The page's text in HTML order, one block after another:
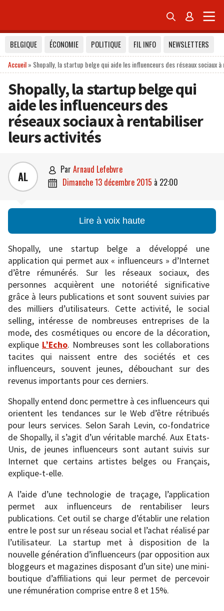
 
BELGIQUE ÉCONOMIE POLITIQUE FIL INFO
NEWSLETTERS
Accueil» Shopally, la startup belge qui aide les influenceurs des réseaux sociaux
Shopally, la startup belge qui
aide les influenceurs des
réseaux sociaux à rentabiliser
leurs activités
AL  par Arnaud Lefebvre
 dimanche 13 décembre 2015 à 22:00
Lire à voix haute
Shopally, une startup belge a développé une
application qui permet aux « influenceurs » d’Internet
d’être rémunérés. Sur les réseaux sociaux, des
personnes acquièrent une notoriété significative
grâce à leurs publications et sont souvent suivies par
des milliers d’utilisateurs. Cette activité, le social
selling, intéresse de nombreuses entreprises de la
mode, des cosmétiques ou encore de la décoration,
explique L’Echo. Nombreuses sont les collaborations
tacites qui naissent entre des sociétés et ces
influenceurs, souvent jeunes, débouchant sur des
revenus importants pour ces derniers.
Shopally entend donc permettre à ces influenceurs qui
orientent les tendances sur le Web d’être rétribués
pour leurs services. Selon Sarah Levin, co-fondatrice
de Shopally, il s’agit d’un véritable marché. Aux Etats-
Unis, de jeunes influenceurs sont autant suivis sur
Internet que certains artistes belges ou Français,
explique-t-elle.
A l’aide d’une technologie de traçage, l’application
permet aux influenceurs de rentabiliser leurs
publications. Cet outil se charge d’établir une relation
entre le post sur un réseau social et l’achat réalisé par
l’utilisateur. La startup met à disposition de la
nouvelle génération d’influenceurs (par opposition aux
bloggeurs et magazines disposant d’un site) une mini-
boutique d’affiliations qui leur permet de percevoir
une rémunération comprise entre 8 et 15%.